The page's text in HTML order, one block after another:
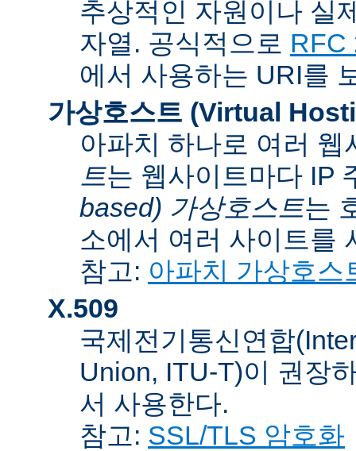
추상적인 자원이나 실
자열. 공식적으로 RFC
에서 사용하는 URI를
가상호스트 (Virtual
아파치 하나로 여러
트는 웹사이트마다 IP
based) 가상호스트는
소에서 여러 사이트를
참고: 아파치 가상호스
X.509
국제전기통신연합
Union, ITU-T)이 권장
서 사용한다.
참고: SSL/TLS 암호화